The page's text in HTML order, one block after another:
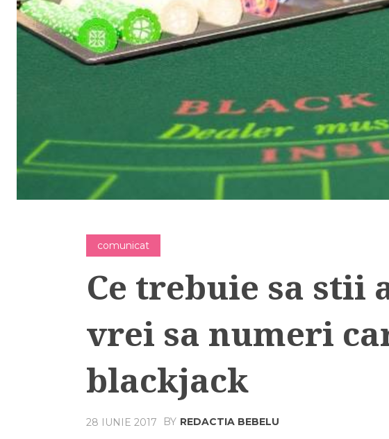
comunicat
Ce trebuie sa stii
vrei sa numeri
blackjack
28 IUNIE 2017 BY REDACTIA BEBELU